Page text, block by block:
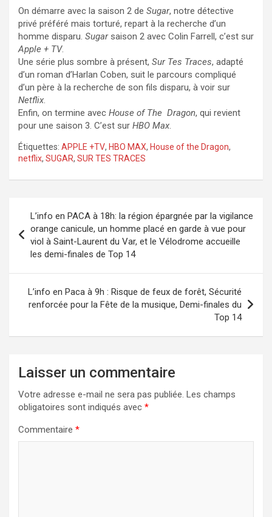
On démarre avec la saison 2 de Sugar, notre détective
privé préféré mais torturé, repart à la recherche d’un
homme disparu. Sugarsaison 2 avec Colin Farrell, c’est sur
Apple + TV.
Une série plus sombre à présent, Sur Tes Traces, adapté
d’un roman d’Harlan Coben, suit le parcours compliqué
d’un père à la recherche de son fils disparu, à voir sur
Netflix.
Enfin, on termine avec House of The Dragon, qui revient
pour une saison 3. C’est sur HBO Max.
Étiquettes: APPLE +TV, HBO MAX, House of the Dragon,
netflix, SUGAR, SUR TES TRACES
de
l’article
L’info en PACA à 18h: la région épargnée par la vigilance
orange canicule, un homme placé en garde à vue pour
viol à Saint-Laurent du Var, et le Vélodrome accueille
les demi-finales de Top 14
L’info en Paca à 9h : Risque de feux de forêt, Sécurité
renforcée pour la Fête de la musique, Demi-finales du
Top 14
Laisser un commentaire
Votre adresse e-mail ne sera pas publiée. Les champs
obligatoires sont indiqués avec *
Commentaire *